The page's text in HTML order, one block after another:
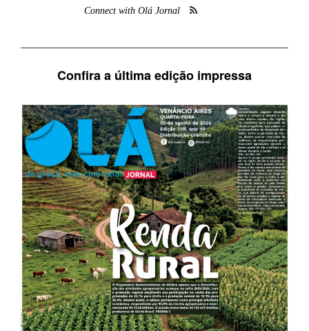
Connect with Olá Jornal
Confira a última edição impressa